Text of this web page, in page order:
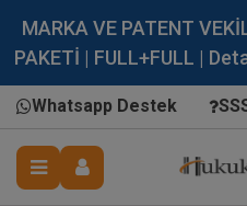
MARKA VE PATENT
PAKETİ | FULL+FULL |
Whatsapp Destek